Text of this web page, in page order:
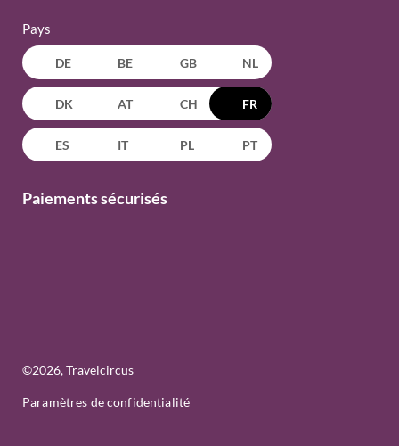
Pays
DE BE GB NL
DK AT CH FR
ES IT PL PT
Paiements sécurisés
©2026, Travelcircus
Paramètres de confidentialité